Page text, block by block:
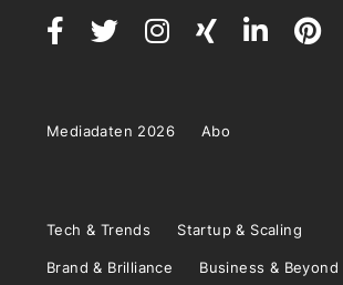
Mediadaten 2026 Abo
Tech & Trends Startup & Scaling
Brand & Brilliance Business & Beyond